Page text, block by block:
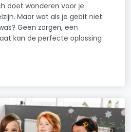
doet wonderen voor je
Maar wat als je gebit niet
Geen zorgen, een
kan de perfecte oplossing